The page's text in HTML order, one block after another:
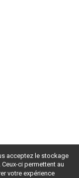
acceptez le stockage
ci permettent au
votre expérience